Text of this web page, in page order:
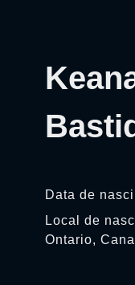
Data de
Local de
Ontario,